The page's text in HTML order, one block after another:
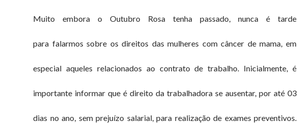
Muito embora o Outubro Rosa tenha passado, nunca é tarde
para falarmos sobre os direitos das mulheres com câncer de mama, em
especial aqueles relacionados ao contrato de trabalho. Inicialmente, é
importante informar que é direito da trabalhadora se ausentar, por até 03
dias no ano, sem prejuízo salarial, para realização de exames preventivos.